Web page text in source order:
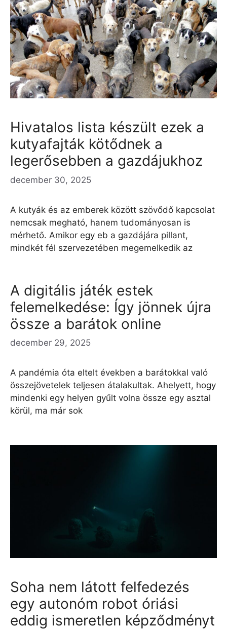
Hivatalos lista készült ezek a
kutyafajták kötődnek a
legerősebben a gazdájukhoz
december 30, 2025
A kutyák és az emberek között szövődő kapcsolat
nemcsak megható, hanem tudományosan is
mérhető. Amikor egy eb a gazdájára pillant,
mindkét fél szervezetében megemelkedik az
A digitális játék estek
felemelkedése: Így jönnek újra
össze a barátok online
december 29, 2025
A pandémia óta eltelt években a barátokkal való
összejövetelek teljesen átalakultak. Ahelyett, hogy
mindenki egy helyen gyűlt volna össze egy asztal
körül, ma már sok
Soha nem látott felfedezés
egy autonóm robot óriási
eddig ismeretlen képződményt